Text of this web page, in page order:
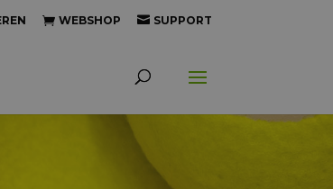
WEBSHOP SUPPORT